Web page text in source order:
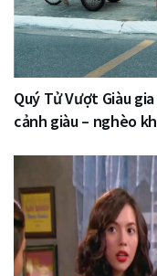
Quý Tử Vượt Giàu
cảnh giàu – nghèo